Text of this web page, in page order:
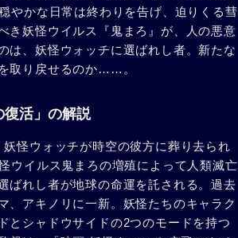
かな日常は終わりを告げ、迫りくる彗
き妖怪ウイルス『鬼まろ』が、人の悪意
は、妖怪ウォッチに選ばれし者。新たな
取り戻せるのか……。
復活」の解説
怪ウォッチが時空の彼方に葬り去られ
ウイルス鬼まろの増殖によって人類滅亡
ばれし者が地球の命運を託される。過去
、アキノリに一新。妖怪たちのキャラク
とシャドウサイドの2つのモードを持つ